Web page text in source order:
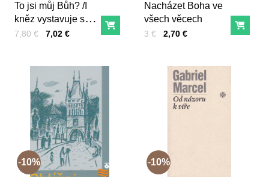
To jsi můj Bůh? /I
kněz vystavuje svou
víru otázkám/
Cena s DPH
7,02 €
Pred zľavou:
7,80 € Do košíka
Nacházet Boha ve
všech věcech
Cena s DPH
2,70 €
Pred zľavou:
3 € Do
10% 10%